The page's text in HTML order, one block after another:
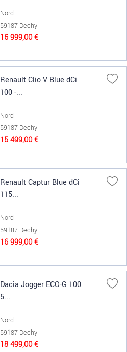
Nord
59187 Dechy
16 999,00 €
Renault Clio V Blue dCi
100 -...
Nord
59187 Dechy
15 499,00 €
Renault Captur Blue dCi
115...
Nord
59187 Dechy
16 999,00 €
Dacia Jogger ECO-G 100
5...
Nord
59187 Dechy
18 499,00 €